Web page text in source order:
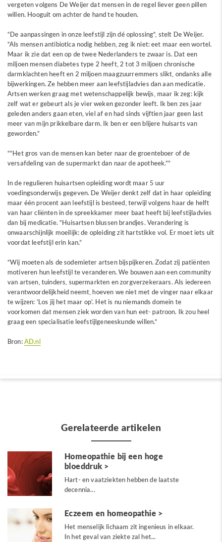
vergeten volgens De Weijer dat mensen in de regel liever geen pillen
willen. Hooguit om achter de hand te houden.
“De aanpassingen in onze leefstijl zijn dé oplossing”, stelt De Weijer.
“Als mensen antibiotica nodig hebben, zeg ik niet: eet maar een wortel.
Maar ik zie dat een op de twee Nederlanders te zwaar is. Dat een
miljoen mensen diabetes type 2 heeft, 2 tot 3 miljoen chronische
darmklachten heeft en 2 miljoen maagzuurremmers slikt, ondanks alle
bijwerkingen. Ze hebben meer aan leefstijladvies dan aan medicatie.
Artsen werken graag met wetenschappelijk bewijs, maar ik zeg: kijk
zelf wat er gebeurt als je vier weken gezonder leeft. Ik ben zes jaar
geleden anders gaan eten, viel af en had sinds vijftien jaar geen last
meer van mijn prikkelbare darm. Ik ben er een blijere huisarts van
geworden.”
“Het gros van de mensen kan beter naar de groenteboer of de
versafdeling van de supermarkt dan naar de apotheek.”
In de regulieren huisartsen opleiding wordt maar 5 uur
voedingsonderwijs gegeven. De Weijer denkt zelf dat in haar opleiding
maar één procent aan leefstijl is besteed, terwijl volgens haar de helft
van haar cliënten in de spreekkamer meer baat heeft bij leefstijladvies
dan bij medicatie. “Huisartsen blussen brandjes. Verandering is
onwaarschijnlijk moeilijk: de opleiding zit hartstikke vol. Er moet iets uit
voordat leefstijl erin kan.”
“Wij moeten als de sodemieter artsen bijspijkeren. Zodat zij patiënten
motiveren hun leefstijl te veranderen. We bouwen aan een community
van artsen, tuinders, supermarkten en zorgverzekeraars. Als iedereen
verantwoordelijkheid neemt, hoeven we niet met de vinger naar elkaar
te wijzen: ‘Los jij het maar op’. Het is nu niemands domein te
voorkomen dat mensen ziek worden van hun eet- patroon. Ik zou heel
graag een specialisatie leefstijlgeneeskunde willen.”
Bron:AD.nl
Gerelateerde artikelen
Homeopathie bij een hoge
bloeddruk
Hart- en vaatziekten hebben de laatste
decennia...
Eczeem en homeopathie
Het menselijk lichaam zit ingenieus in elkaar.
In het geval van ziekte zal het...